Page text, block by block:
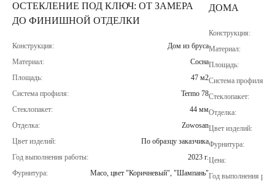
ОСТЕКЛЕНИЕ ПОД КЛЮЧ: ОТ ЗАМЕРА
ДО ФИНИШНОЙ ОТДЕЛКИ
Конструкция:
Дом из бруса
Материал:
Сосна
Площадь:
47 м2
Система профиля:
Termo 78
Стеклопакет:
44 мм
Отделка:
Zowosan
Цвет изделий:
По образцу заказчика
Год выполнения работы:
2023 г.
Фурнитура:
Maco, цвет "Коричневый", "Шампань"
ДОМА
Конструкция:
Материал:
Площадь:
Система профиля:
Стеклопакет:
Отделка:
Цвет изделий:
Фурнитура:
Цена:
Год выполнения